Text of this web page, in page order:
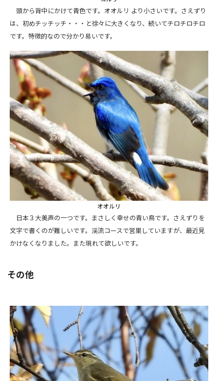
頭から背中にかけて青色です。オオルリ より小さいです。さえずり
は、初めチッチッチ・・・と徐々に大きくなり、続いてチロチロチロ
です。特徴的なので分かり易いです。
オオルリ
日本３大美声の一つです。まさしく幸せの青い鳥です。さえずりを
文字で書くのが難しいです。渓流コースで営巣していますが、最近見
かけなくなりました。また現れて欲しいです。
その他